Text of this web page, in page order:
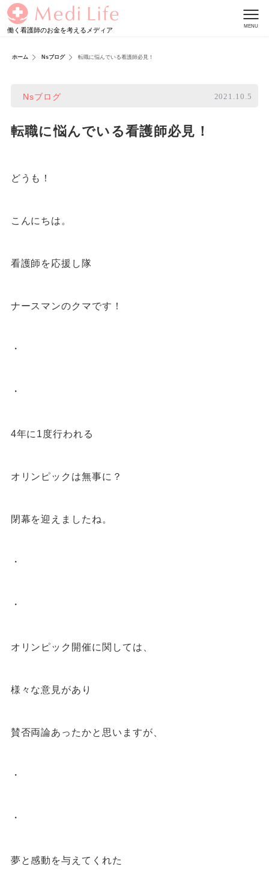
働く看護師のお金を考えるメディア
ホーム Nsブログ 転職に悩んでいる看護師必見！
2021.10.5
Nsブログ
転職に悩んでいる看護師必見！
どうも！
こんにちは。
看護師を応援し隊
ナースマンのクマです！
・
・
4年に 1 度行われる
オリンピックは無事に？
閉幕を迎えましたね。
・
・
オリンピック開催に関しては、
様々な意見があり
賛否両論あったかと思いますが、
・
・
夢と感動を与えてくれた